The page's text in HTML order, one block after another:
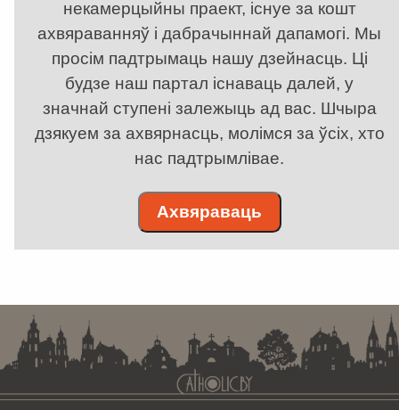
некамерцыйны праект, існуе за кошт
ахвяраванняў і дабрачыннай дапамогі. Мы
просім падтрымаць нашу дзейнасць. Ці
будзе наш партал існаваць далей, у
значнай ступені залежыць ад вас. Шчыра
дзякуем за ахвярнасць, молімся за ўсіх, хто
нас падтрымлівае.
Ахвяраваць